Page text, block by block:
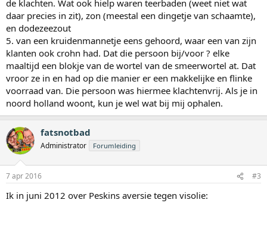
de klachten. Wat ook hielp waren teerbaden (weet niet wat
daar precies in zit), zon (meestal een dingetje van schaamte),
en dodezeezout
5. van een kruidenmannetje eens gehoord, waar een van zijn
klanten ook crohn had. Dat die persoon bij/voor ? elke
maaltijd een blokje van de wortel van de smeerwortel at. Dat
vroor ze in en had op die manier er een makkelijke en flinke
voorraad van. Die persoon was hiermee klachtenvrij. Als je in
noord holland woont, kun je wel wat bij mij ophalen.
fatsnotbad
Administrator Forumleiding
7 apr 2016 #3
Ik in juni 2012 over Peskins aversie tegen visolie: